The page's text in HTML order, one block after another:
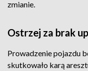
zmianie.
Ostrzej za brak
Prowadzenie pojazdu
skutkowało karą